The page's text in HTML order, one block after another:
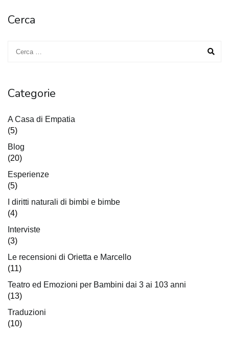
Cerca
Categorie
A Casa di Empatia
(5)
Blog
(20)
Esperienze
(5)
I diritti naturali di bimbi e bimbe
(4)
Interviste
(3)
Le recensioni di Orietta e Marcello
(11)
Teatro ed Emozioni per Bambini dai 3 ai 103 anni
(13)
Traduzioni
(10)